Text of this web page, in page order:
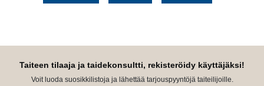
Taiteen tilaaja ja taidekonsultti, rekisteröidy käyttäjäksi!
Voit luoda suosikkilistoja ja lähettää tarjouspyyntöjä taiteilijoille.